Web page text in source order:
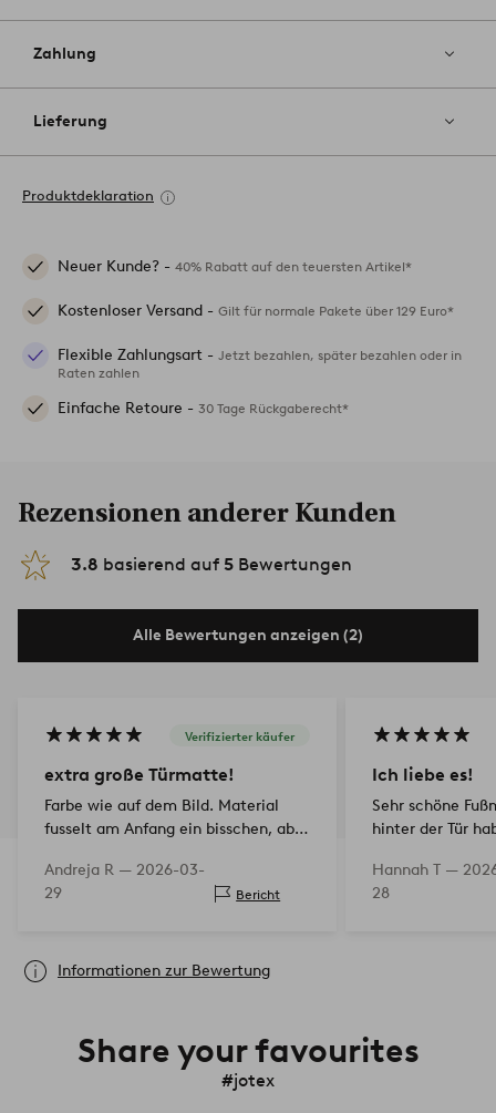
Zahlung
Lieferung
Produktdeklaration
Neuer Kunde? - 40% Rabatt auf den teuersten Artikel*
Kostenloser Versand - Gilt für normale Pakete über 129 Euro*
Flexible Zahlungsart - Jetzt bezahlen, später bezahlen oder in
Raten zahlen
Einfache Retoure - 30 Tage Rückgaberecht*
Rezensionen anderer Kunden
3.8 basierend auf 5 Bewertungen
Alle Bewertungen anzeigen (2)
Verifizierter käufer
extra große Türmatte!
Farbe wie auf dem Bild. Material
fusselt am Anfang ein bisschen, aber
weg. Insgesamt sehr pflegeleicht.
Auch Flecken lassen sich easy
Andreja R — 2026-03-
29
Bericht
Ich liebe es!
Sehr schöne
hinter der Tür
und groß ist!
Hannah T —
28
Informationen zur Bewertung
Share your favourites
#jotex